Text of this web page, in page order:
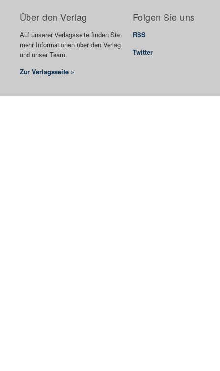
Über den Verlag
Auf unserer Verlagsseite finden Sie
mehr Informationen über den Verlag
und unser Team.
Zur Verlagsseite »
Folgen Sie uns
RSS
Twitter